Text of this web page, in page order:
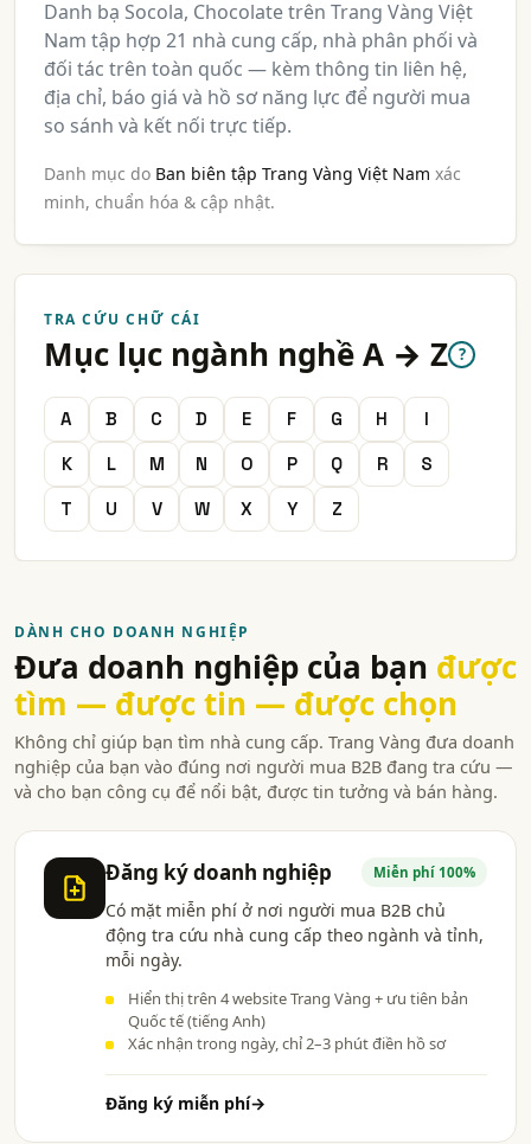
Danh bạ Socola, Chocolate trên Trang Vàng Việt
Nam tập hợp 21 nhà cung cấp, nhà phân phối và
đối tác trên toàn quốc — kèm thông tin liên hệ,
địa chỉ, báo giá và hồ sơ năng lực để người mua
so sánh và kết nối trực tiếp.
Danh mục do Ban biên tập Trang Vàng Việt Nam xác
minh, chuẩn hóa & cập nhật.
TRA CỨU CHỮ CÁI
Mục lục ngành nghề A → Z ?
A B C D E F G H
I
K
L M N O P Q R
S
T
U V W X Y Z
DÀNH CHO DOANH NGHIỆP
Đưa doanh nghiệp của bạn được
tìm — được tin — được chọn
Không chỉ giúp bạn tìm nhà cung cấp. Trang Vàng đưa doanh
nghiệp của bạn vào đúng nơi người mua B2B đang tra cứu —
và cho bạn công cụ để nổi bật, được tin tưởng và bán hàng.
Đăng ký doanh nghiệp Miễn phí 100%
Có mặt miễn phí ở nơi người mua B2B chủ
động tra cứu nhà cung cấp theo ngành và tỉnh,
mỗi ngày.
Hiển thị trên 4 website Trang Vàng + ưu tiên bản
Quốc tế (tiếng Anh)
Xác nhận trong ngày, chỉ 2–3 phút điền hồ sơ
Đăng ký miễn phí→